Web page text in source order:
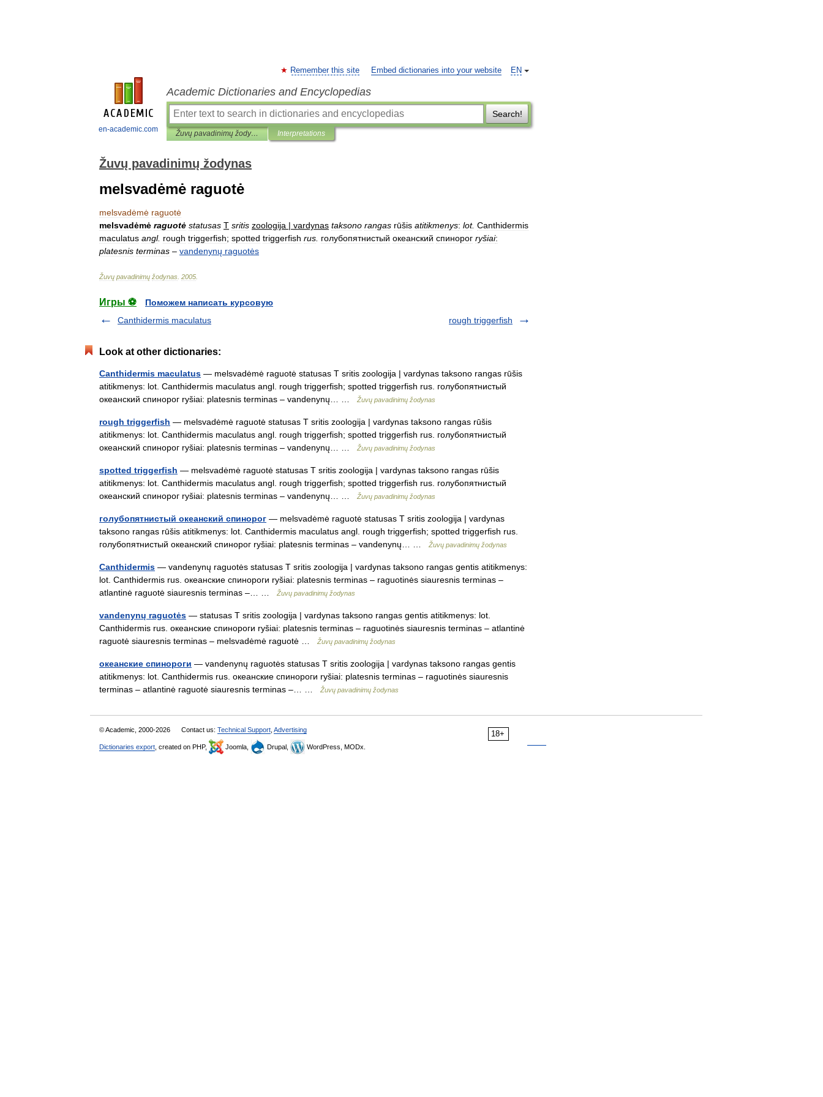
en-academic.com
EN
Remember this site Embed dictionaries into your website
Academic Dictionaries and Encyclopedias
Search!
Žuvų pavadinimų žodynas Interpretations
Žuvų pavadinimų žodynas
melsvadėmė raguotė
melsvadėmė raguotė
melsvadėmė raguotė statusas T sritis zoologija | vardynas taksono rangas rūšis atitikmenys: lot. Canthidermis
maculatus angl. rough triggerfish; spotted triggerfish rus голубопятнистый океанский спинорог ryšiai:
platesnis terminas – vandenynų raguotės
Žuvų pavadinimų žodynas 2005
Игры ⚽
Поможем написать курсовую
Canthidermis maculatus
rough triggerfish
Look at other dictionaries:
Canthidermis maculatus — melsvadėmė raguotė statusas T sritis zoologija | vardynas taksono rangas rūšis
atitikmenys: lot. Canthidermis maculatus angl. rough triggerfish; spotted triggerfish rus. голубопятнистый
океанский спинорог ryšiai: platesnis terminas – vandenynų… …
Žuvų pavadinimų žodynas
rough triggerfish — melsvadėmė raguotė statusas T sritis zoologija | vardynas taksono rangas rūšis
atitikmenys: lot. Canthidermis maculatus angl. rough triggerfish; spotted triggerfish rus. голубопятнистый
океанский спинорог ryšiai: platesnis terminas – vandenynų… …
Žuvų pavadinimų žodynas
spotted triggerfish — melsvadėmė raguotė statusas T sritis zoologija | vardynas taksono rangas rūšis
atitikmenys: lot. Canthidermis maculatus angl. rough triggerfish; spotted triggerfish rus. голубопятнистый
океанский спинорог ryšiai: platesnis terminas – vandenynų… …
Žuvų pavadinimų žodynas
голубопятнистый океанский спинорог — melsvadėmė raguotė statusas T sritis zoologija | vardynas
taksono rangas rūšis atitikmenys: lot. Canthidermis maculatus angl. rough triggerfish; spotted triggerfish rus.
голубопятнистый океанский спинорог ryšiai: platesnis terminas – vandenynų… …
Žuvų pavadinimų žodynas
Canthidermis — vandenynų raguotės statusas T sritis zoologija | vardynas taksono rangas gentis atitikmenys:
lot. Canthidermis rus. океанские спинороги ryšiai: platesnis terminas – raguotinės siauresnis terminas –
atlantinė raguotė siauresnis terminas –… …
Žuvų pavadinimų žodynas
vandenynų raguotės — statusas T sritis zoologija | vardynas taksono rangas gentis atitikmenys: lot.
Canthidermis rus. океанские спинороги ryšiai: platesnis terminas – raguotinės siauresnis terminas – atlantinė
raguotė siauresnis terminas – melsvadėmė raguotė …
Žuvų pavadinimų žodynas
океанские спинороги — vandenynų raguotės statusas T sritis zoologija | vardynas taksono rangas gentis
atitikmenys: lot. Canthidermis rus. океанские спинороги ryšiai: platesnis terminas – raguotinės siauresnis
terminas – atlantinė raguotė siauresnis terminas –… …
Žuvų pavadinimų žodynas
18+
© Academic, 2000-2026 Contact us: Technical Support Advertising
Dictionaries export , created on PHP, Joomla, Drupal, WordPress, MODx.